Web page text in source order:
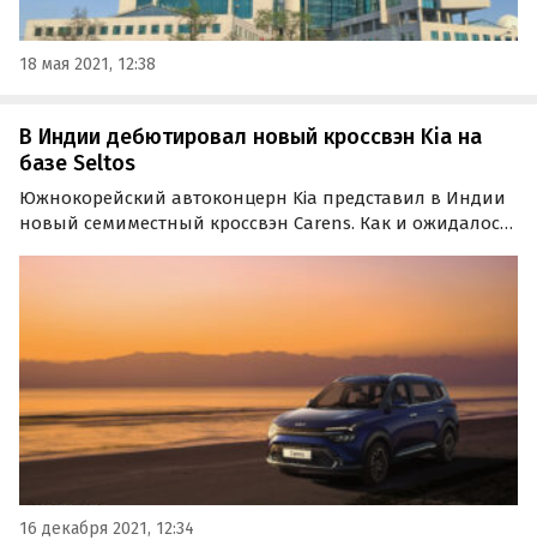
18 мая 2021, 12:38
В Индии дебютировал новый кроссвэн Kia на
базе Seltos
Южнокорейский автоконцерн Kia представил в Индии
новый семиместный кроссвэн Carens. Как и ожидалось
призванное удовлетворить все потребности…
16 декабря 2021, 12:34